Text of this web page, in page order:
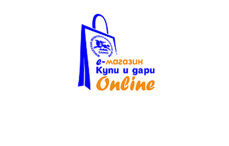
Текст на текстов
featuredimage. Някаква
проба тук.